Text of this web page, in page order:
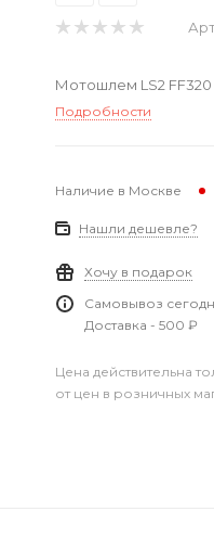
Мотошлем LS2
Подробности
Наличие в Москве
Нашли дешевле?
Хочу в подарок
Самовывоз
Доставка - 500 ₽
Цена действительна
от цен в розничных